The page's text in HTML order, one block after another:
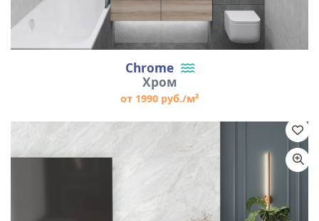
Chrome
Хром
от 1990 руб./м²